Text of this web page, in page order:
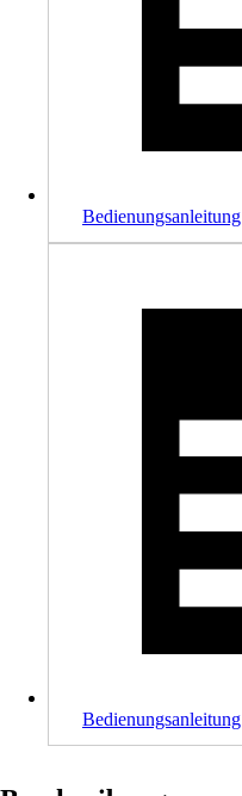
Bedienungsanleitung
Bedienungsanleitung